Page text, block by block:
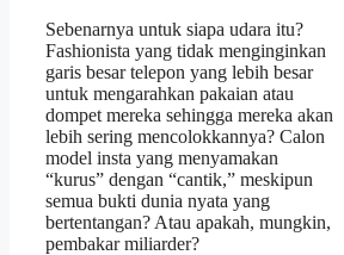
Sebenarnya untuk siapa udara itu?
Fashionista yang tidak menginginkan
garis besar telepon yang lebih besar
untuk mengarahkan pakaian atau
dompet mereka sehingga mereka akan
lebih sering mencolokkannya? Calon
model insta yang menyamakan
“kurus” dengan “cantik,” meskipun
semua bukti dunia nyata yang
bertentangan? Atau apakah, mungkin,
pembakar miliarder?